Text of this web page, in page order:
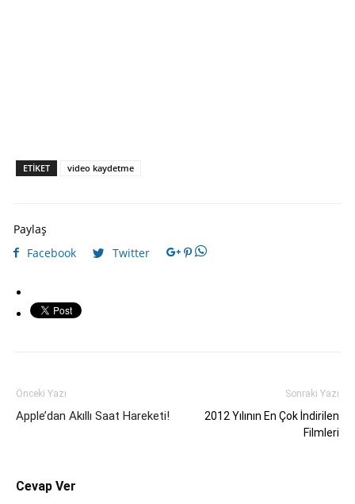
ETIKET video kaydetme
Paylaş
Facebook
Twitter
Önceki Yazı
Apple’dan Akıllı Saat Hareketi!
Sonraki Yazı
2012 Yılının En Çok İndirilen
Filmleri
Cevap Ver